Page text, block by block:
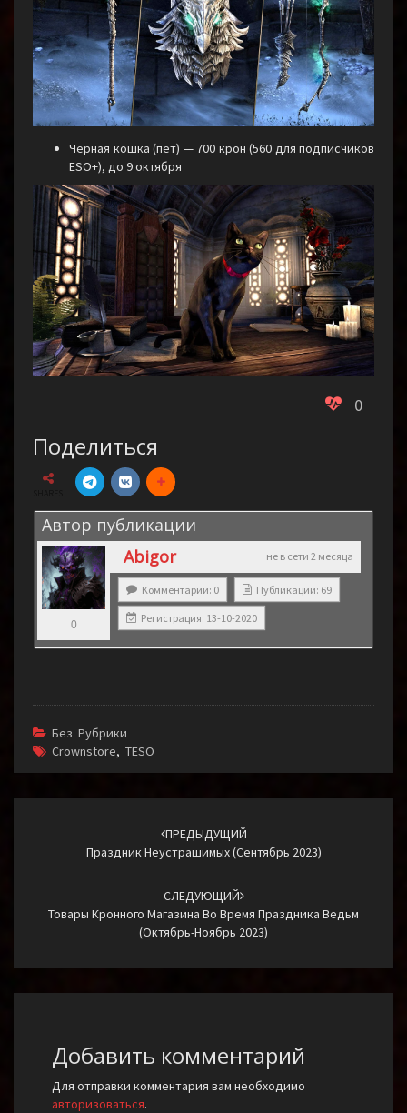
Черная кошка (пет) — 700 крон (560 для подписчиков
ESO+), до 9 октября
0
Поделиться
Автор публикации
не в сети 2 месяца
Abigor
0
Комментарии: 0 Публикации: 69
Регистрация: 13-10-2020
Без Рубрики
Crownstore, TESO
записям
ПРЕДЫДУЩИЙ
Праздник Неустрашимых (сентябрь 2023)
СЛЕДУЮЩИЙ
Товары Кронного Магазина Во Время Праздника Ведьм
(октябрь-Ноябрь 2023)
Добавить комментарий
Для отправки комментария вам необходимо
авторизоваться.